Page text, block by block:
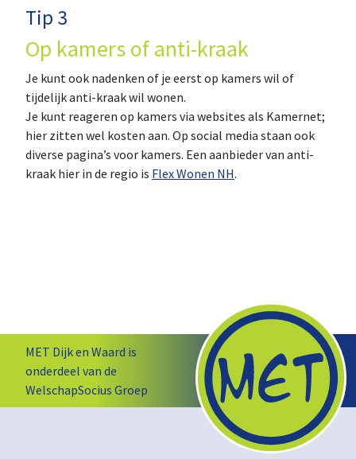
Tip 3
Op kamers of anti-kraak
Je kunt ook nadenken of je eerst op kamers wil of
tijdelijk anti-kraak wil wonen.
Je kunt reageren op kamers via websites als Kamernet;
hier zitten wel kosten aan. Op social media staan ook
diverse pagina’s voor kamers. Een aanbieder van anti-
kraak hier in de regio is Flex Wonen NH.
MET Dijk en Waard is
onderdeel van de
WelschapSocius Groep